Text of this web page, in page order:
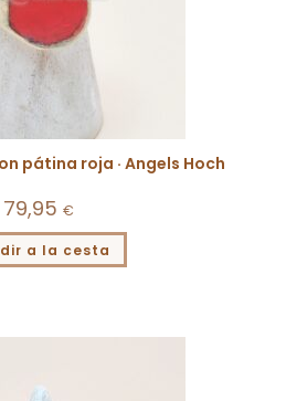
pátina roja · Angels Hoch
79,95 €
a la cesta